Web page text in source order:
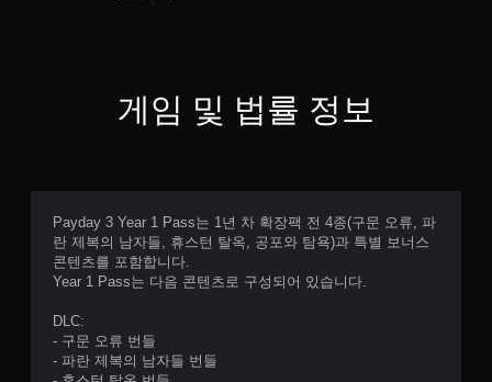
있
진
동
없
이
레
이
가
게임 및 법률 정보
Payday 3 Year 1 Pass는 1년 차 확장팩 전 4종(구문 오류, 파
란 제복의 남자들, 휴스턴 탈옥, 공포와 탐욕)과 특별 보너스
콘텐츠를 포함합니다.
Year 1 Pass는 다음 콘텐츠로 구성되어 있습니다.
DLC:
- 구문 오류 번들
- 파란 제복의 남자들 번들